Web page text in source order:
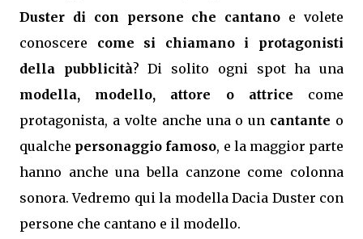
Duster di con persone che cantano e volete
conoscere come si chiamano i protagonisti
della pubblicità? Di solito ogni spot ha una
modella, modello, attore o attrice come
protagonista, a volte anche una o un cantante o
qualche personaggio famoso, e la maggior parte
hanno anche una bella canzone come colonna
sonora. Vedremo qui la modella Dacia Duster con
persone che cantano e il modello.